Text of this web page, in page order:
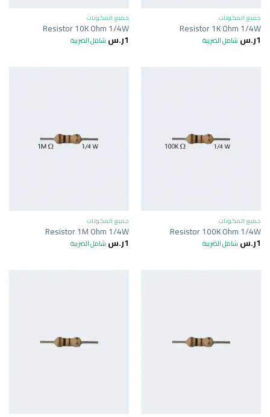
جميع المكونات
Resistor 1K Ohm 1/4W
1ر.س شامل الضريبة
جميع المكونات
Resistor 10K Ohm 1/4W
1ر.س شامل الضريبة
جميع المكونات
Resistor 100K Ohm 1/4W
1ر.س شامل الضريبة
جميع المكونات
Resistor 1M Ohm 1/4W
1ر.س شامل الضريبة